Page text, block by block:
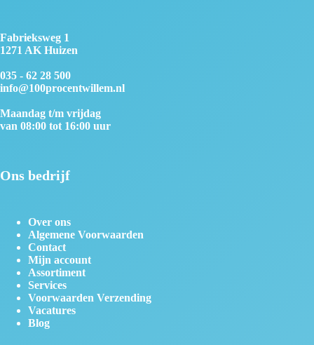
Fabrieksweg 1
1271 AK Huizen
035 - 62 28 500
info@100procentwillem.nl
Maandag t/m vrijdag
van 08:00 tot 16:00 uur
Ons bedrijf
Over ons
Algemene Voorwaarden
Contact
Mijn account
Assortiment
Services
Voorwaarden Verzending
Vacatures
Blog